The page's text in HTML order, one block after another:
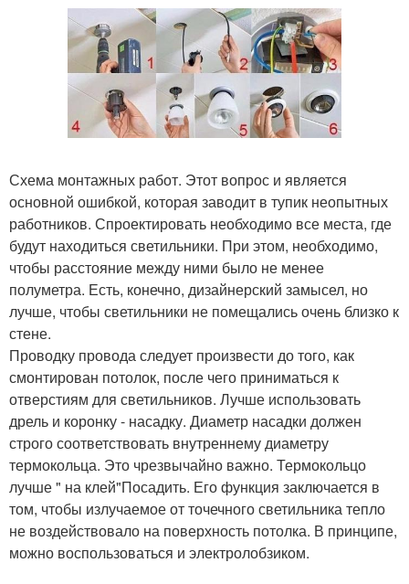
Схема монтажных работ. Этот вопрос и является
основной ошибкой, которая заводит в тупик неопытных
работников. Спроектировать необходимо все места, где
будут находиться светильники. При этом, необходимо,
чтобы расстояние между ними было не менее
полуметра. Есть, конечно, дизайнерский замысел, но
лучше, чтобы светильники не помещались очень близко к
стене.
Проводку провода следует произвести до того, как
смонтирован потолок, после чего приниматься к
отверстиям для светильников. Лучше использовать
дрель и коронку - насадку. Диаметр насадки должен
строго соответствовать внутреннему диаметру
термокольца. Это чрезвычайно важно. Термокольцо
лучше " на клей"Посадить. Его функция заключается в
том, чтобы излучаемое от точечного светильника тепло
не воздействовало на поверхность потолка. В принципе,
можно воспользоваться и электролобзиком.